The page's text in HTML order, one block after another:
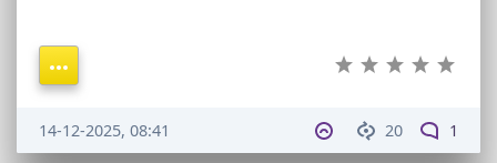
20 1
14-12-2025, 08:41